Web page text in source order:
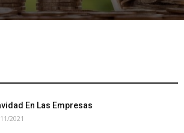
En Las Empresas
2021